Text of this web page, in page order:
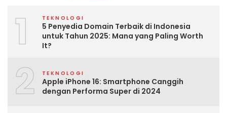
1 TEKNOLOGI
5 Penyedia Domain Terbaik di Indonesia
untuk Tahun 2025: Mana yang Paling Worth
It?
2 TEKNOLOGI
Apple iPhone 16: Smartphone Canggih
dengan Performa Super di 2024